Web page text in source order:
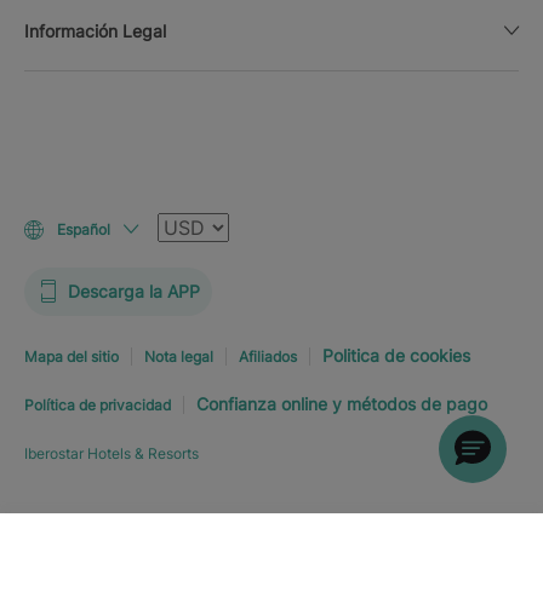
Información Legal
Español Moneda
Descarga la APP
Mapa del sitio Nota legal Afiliados Politica de cookies
Política de privacidad Confianza online y métodos de pago
Iberostar Hotels & Resorts